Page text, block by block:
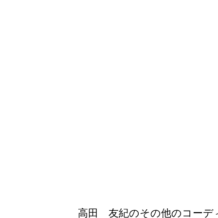
高田 友紀のその他のコーデ